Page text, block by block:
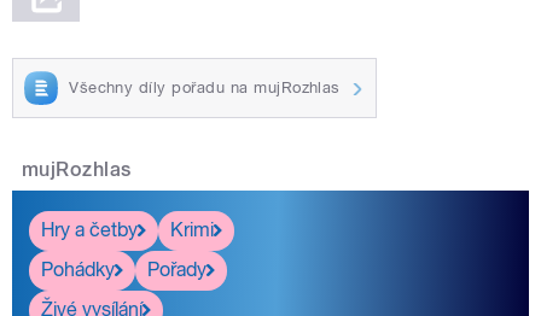
Všechny díly pořadu na mujRozhlas
mujRozhlas
Hry a četby
Krimi
Pohádky
Pořady
Živé vysílání